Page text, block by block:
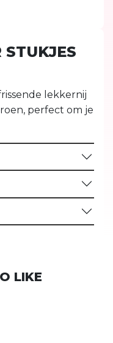
STUKJES
lekkernij
perfect om je
LIKE